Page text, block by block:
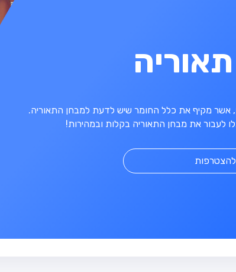
אשר מקיף את כלל החומר שיש לדעת למבחן התאוריה.
לעבור את מבחן התאוריה בקלות ובמהירות!
להצטרפות